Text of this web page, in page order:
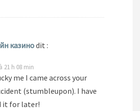
казиноdit :
21 h 08 min
me I came across your
(stumbleupon). I have
it for later!